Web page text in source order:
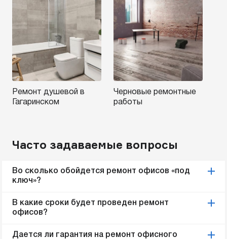
Ремонт душевой в
Гагаринском
Черновые ремонтные
работы
Часто задаваемые вопросы
Во сколько обойдется ремонт офисов «под
ключ»?
В какие сроки будет проведен ремонт
офисов?
Дается ли гарантия на ремонт офисного